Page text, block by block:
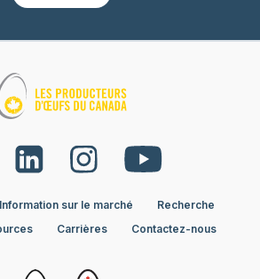
Information sur le marché
Recherche
Carrières Contactez-nous